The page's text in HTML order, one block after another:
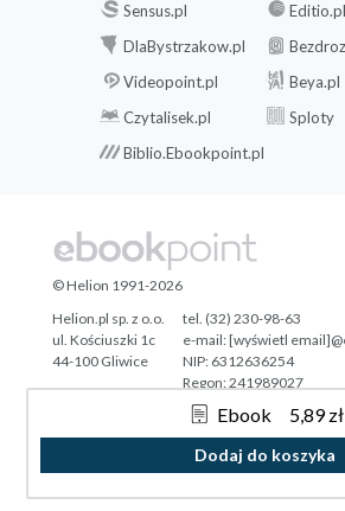
Ebook 5,89 zł
Dodaj do koszyka
Sensus.pl
Editio.pl
DlaBystrzakow.pl
Videopoint.pl
Beya.pl
Czytalisek.pl
Sploty
Biblio.Ebookpoint.pl
Tonik.pl
© Helion 1991-2026
Helion.pl sp. z o.o.
ul. Kościuszki 1c
44-100 Gliwice
tel. (32) 230-98-63
e-mail:[wyświetl
NIP: 6312636254
Regon: 241989027